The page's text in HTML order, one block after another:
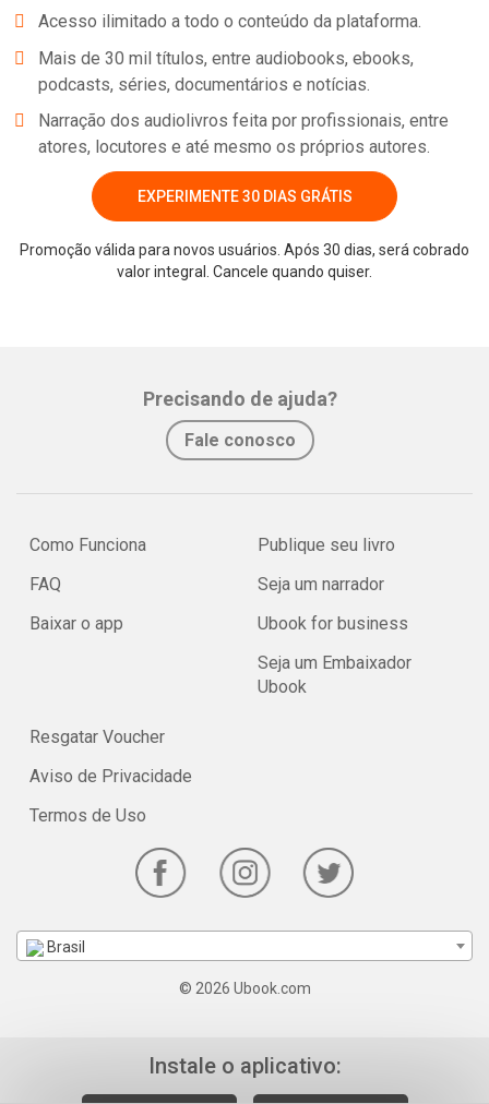
Acesso ilimitado a todo o conteúdo da plataforma.
Mais de 30 mil títulos, entre audiobooks, ebooks,
podcasts, séries, documentários e notícias.
Narração dos audiolivros feita por profissionais, entre
atores, locutores e até mesmo os próprios autores.
EXPERIMENTE 30 DIAS GRÁTIS
Promoção válida para novos usuários. Após 30 dias, será cobrado
valor integral. Cancele quando quiser.
Precisando de ajuda?
Fale conosco
Como Funciona
FAQ
Baixar o app
Publique seu livro
Seja um narrador
Ubook for business
Seja um Embaixador
Ubook
Resgatar Voucher
Aviso de Privacidade
Termos de Uso
Brasil
© 2026 Ubook.com
Instale o aplicativo: